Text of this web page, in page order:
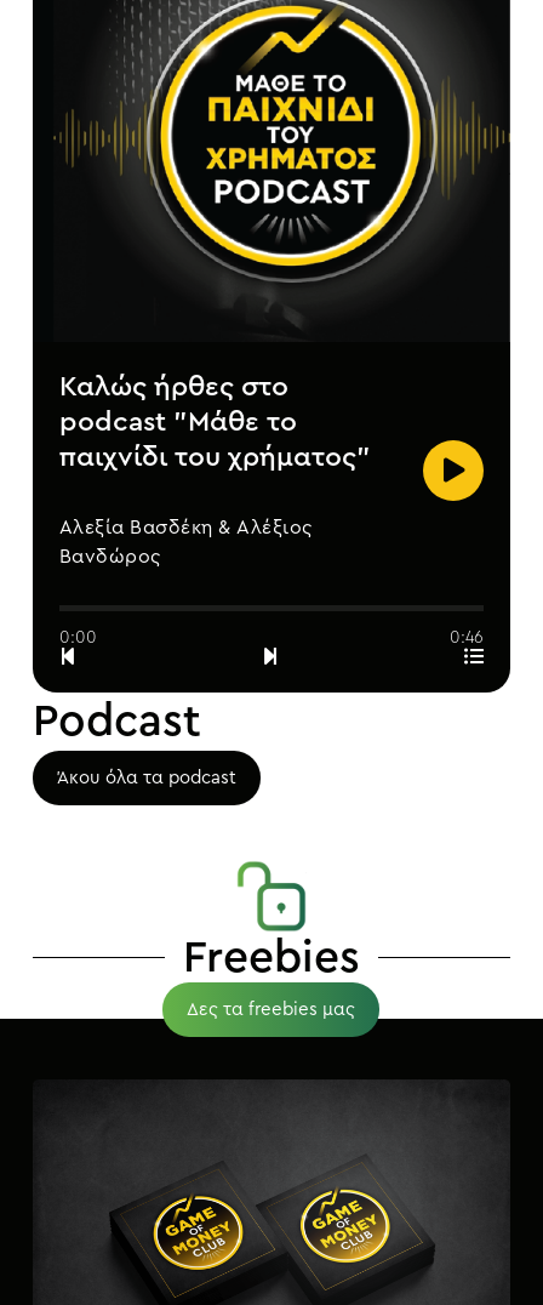
Καλώς ήρθες στο
podcast "Μάθε το
παιχνίδι του χρήματος"
Αλεξία Βασδέκη & Αλέξιος
Βανδώρος
0:00 0:46
Podcast
Άκου όλα τα podcast
Freebies
Δες τα freebies μας